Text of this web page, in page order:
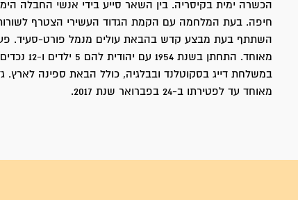
הכשרה ימית בקיסריה. בין השאר סייע בידי אנשי החבלה
חיפה. בעת המלחמה עם הקמת הגדוד העשירי הצטרף
השתתף בעת מבצע קדש בהבאת עולים מנמל פורט-סעיד.
מאוחד.
במשלחת דייג בסקוטלנד ובבלגיה, כולל הבאת ספינה לארץ.
מאוחד עד לפטירתו ב-24 בפברואר שנת 2017.